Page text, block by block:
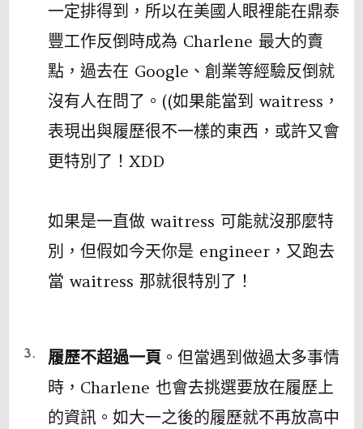
一定排得到，所以在美國人眼裡能在鼎泰
豐工作反倒時成為 Charlene 最大的賣
點，過去在 Google、創業等經驗反倒就
沒有人在問了。((如果能當到 waitress，
表現出與履歷很不一樣的東西，或許又會
更特別了！XDD
如果是一直做 waitress 可能就沒那麼特
別，但假如今天你是 engineer，又跑去
當 waitress 那就很特別了！
履歷不超過一頁 。但當遇到做過太多事情
時，Charlene 也會去挑選要放在履歷上
的資訊。如大一之後的履歷就不再放高中